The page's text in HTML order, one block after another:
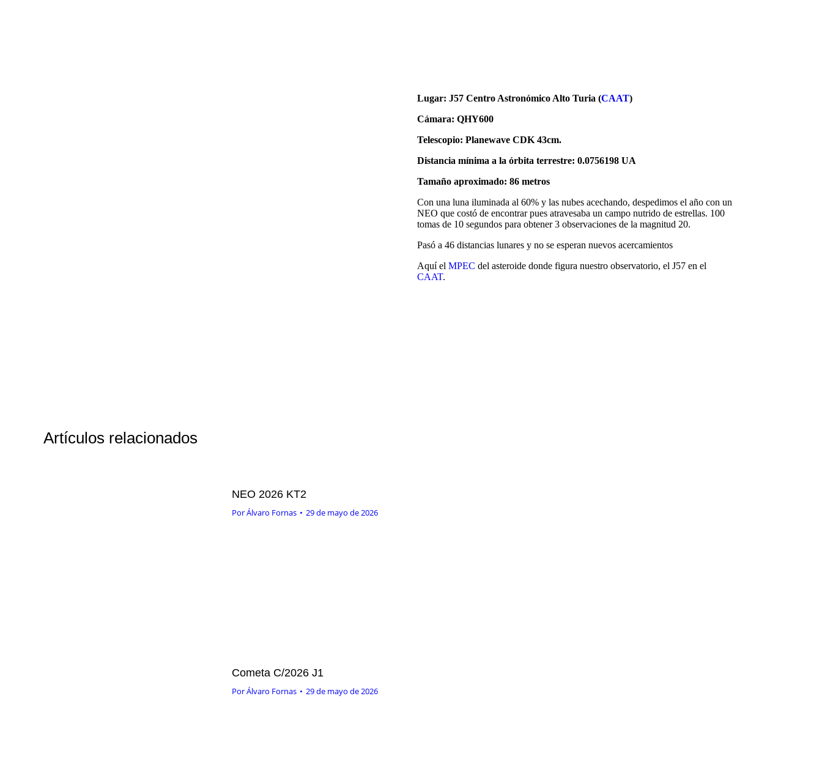
Lugar: J57 Centro Astronómico Alto Turia (CAAT)
Cámara: QHY600
Telescopio: Planewave CDK 43cm.
Distancia mínima a la órbita terrestre: 0.0756198 UA
Tamaño aproximado: 86 metros
Con una luna iluminada al 60% y las nubes acechando, despedimos el año con un
NEO que costó de encontrar pues atravesaba un campo nutrido de estrellas. 100
tomas de 10 segundos para obtener 3 observaciones de la magnitud 20.
Pasó a 46 distancias lunares y no se esperan nuevos acercamientos
Aquí elMPECdel asteroide donde figura nuestro observatorio, el J57 en el
CAAT.
Artículos relacionados
NEO 2026 KT2
PorÁlvaro Fornas 29 de mayo de 2026
Cometa C/2026 J1
PorÁlvaro Fornas 29 de mayo de 2026